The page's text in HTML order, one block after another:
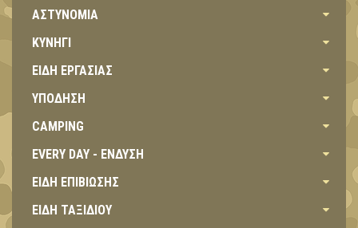
ΑΣΤΥΝΟΜΙΑ
ΚΥΝΗΓΙ
ΕΙΔΗ ΕΡΓΑΣΙΑΣ
ΥΠΟΔΗΣΗ
CAMPING
EVERY DAY - ΕΝΔΥΣΗ
ΕΙΔΗ ΕΠΙΒΙΩΣΗΣ
ΕΙΔΗ ΤΑΞΙΔΙΟΥ